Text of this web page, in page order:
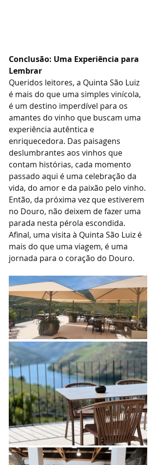
Conclusão: Uma Experiência para
Lembrar
Queridos leitores, a Quinta São Luiz
é mais do que uma simples vinícola,
é um destino imperdível para os
amantes do vinho que buscam uma
experiência autêntica e
enriquecedora. Das paisagens
deslumbrantes aos vinhos que
contam histórias, cada momento
passado aqui é uma celebração da
vida, do amor e da paixão pelo vinho.
Então, da próxima vez que estiverem
no Douro, não deixem de fazer uma
parada nesta pérola escondida.
Afinal, uma visita à Quinta São Luiz é
mais do que uma viagem, é uma
jornada para o coração do Douro.